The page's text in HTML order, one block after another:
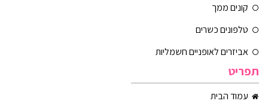
קונים ממך
טלפונים כשרים
אביזרים לאופניים חשמליות
תפריט
עמוד הבית